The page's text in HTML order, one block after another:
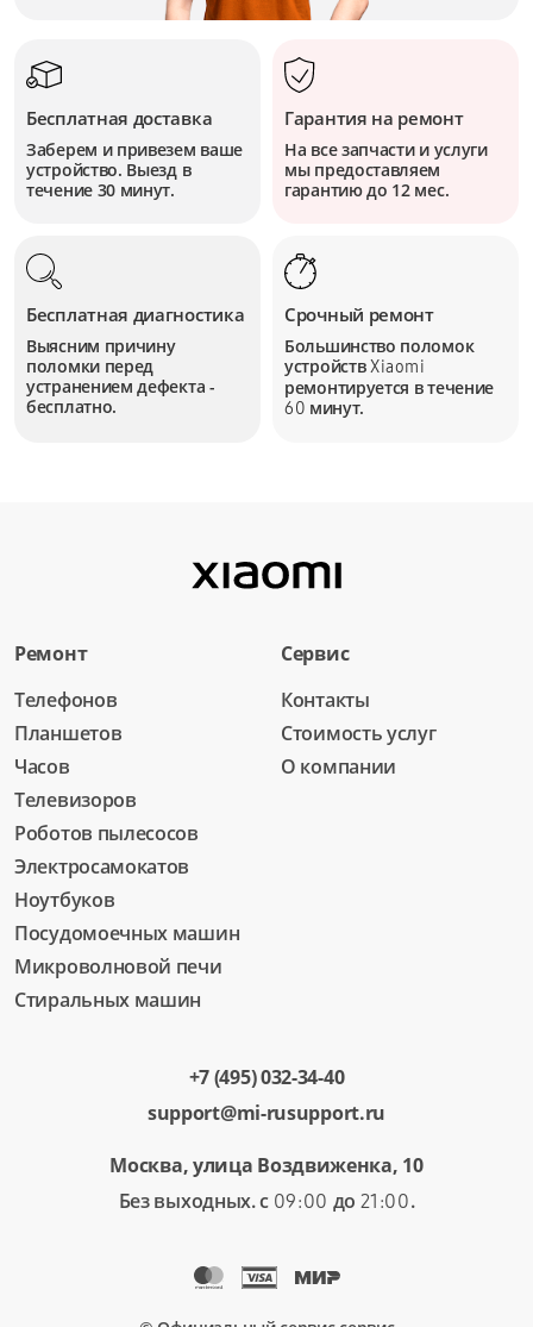
Бесплатная доставка
Заберем и привезем ваше
устройство. Выезд в
течение 30 минут.
Гарантия на ремонт
На все запчасти и услуги
мы предоставляем
гарантию до 12 мес.
Бесплатная диагностика
Выясним причину
поломки перед
устранением дефекта -
бесплатно.
Срочный ремонт
Большинство поломок
устройствXiaomi
ремонтируется в течение
60 минут.
Ремонт
Телефонов
Планшетов
Часов
Телевизоров
Роботов пылесосов
Электросамокатов
Ноутбуков
Посудомоечных машин
Микроволновой печи
Стиральных машин
Сервис
Контакты
Стоимость услуг
О компании
+7 (495) 032-34-40
support@mi-rusupport.ru
Москва, улица Воздвиженка, 10
Без выходных. с 09:00 до 21:00.